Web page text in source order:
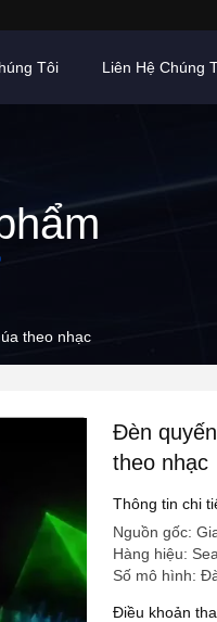
Tôi Liên Hệ Chúng
theo nhạc
Đèn
theo nhạc
Thông tin chi
Nguồn gốc:
Hàng hiệu:
Số mô hình:
Điều khoản